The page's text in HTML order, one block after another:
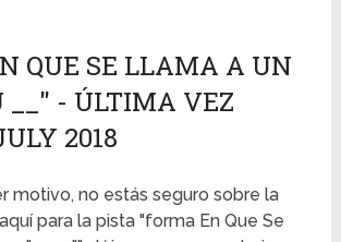
QUE SE LLAMA A UN
__" - ÚLTIMA VEZ
2018
motivo, no estás seguro sobre la
para la pista "forma En Que Se